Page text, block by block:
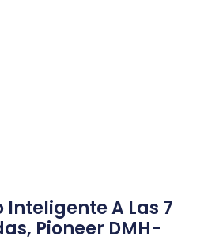
Inteligente A Las 7
Pioneer DMH-